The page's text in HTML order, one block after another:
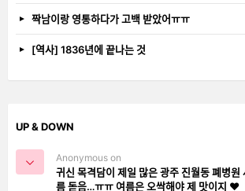
짝남이랑 영통하다가 고백 받았어ㅠㅠ
[역사] 1836년에 끝나는 것
UP & DOWN
Anonymous on
귀신 목격담이 제일 많은 광주 진월동
름 돋음…ㅠㅠ 여름은 오싹해야 제 맛이지 ❤️